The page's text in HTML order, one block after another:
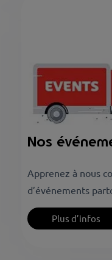
Nos
Apprenez à nous
d’événements
Plus d’infos